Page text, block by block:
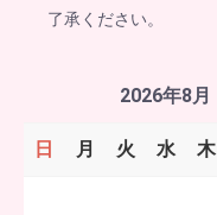
了承ください。
2026年8月
日 月 火 水 木